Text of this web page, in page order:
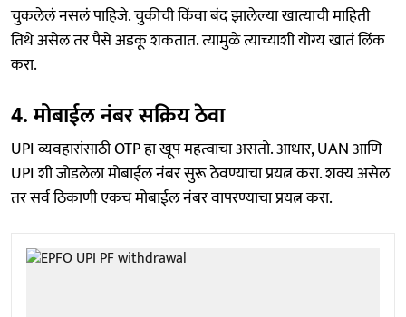
चुकलेलं नसलं पाहिजे. चुकीची किंवा बंद झालेल्या खात्याची माहिती
तिथे असेल तर पैसे अडकू शकतात. त्यामुळे त्याच्याशी योग्य खातं लिंक
करा.
4. मोबाईल नंबर सक्रिय ठेवा
UPI व्यवहारांसाठी OTP हा खूप महत्वाचा असतो. आधार, UAN आणि
UPI शी जोडलेला मोबाईल नंबर सुरू ठेवण्याचा प्रयत्न करा. शक्य असेल
तर सर्व ठिकाणी एकच मोबाईल नंबर वापरण्याचा प्रयत्न करा.